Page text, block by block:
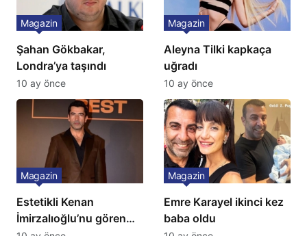
Şahan Gökbakar,
Londra’ya taşındı
Magazin
10 ay önce
Aleyna Tilki kapkaça
uğradı
Magazin
10 ay önce
Estetikli Kenan
İmirzalıoğlu’nu gören
Magazin
Emre Karayel ikinci kez
baba oldu
Magazin